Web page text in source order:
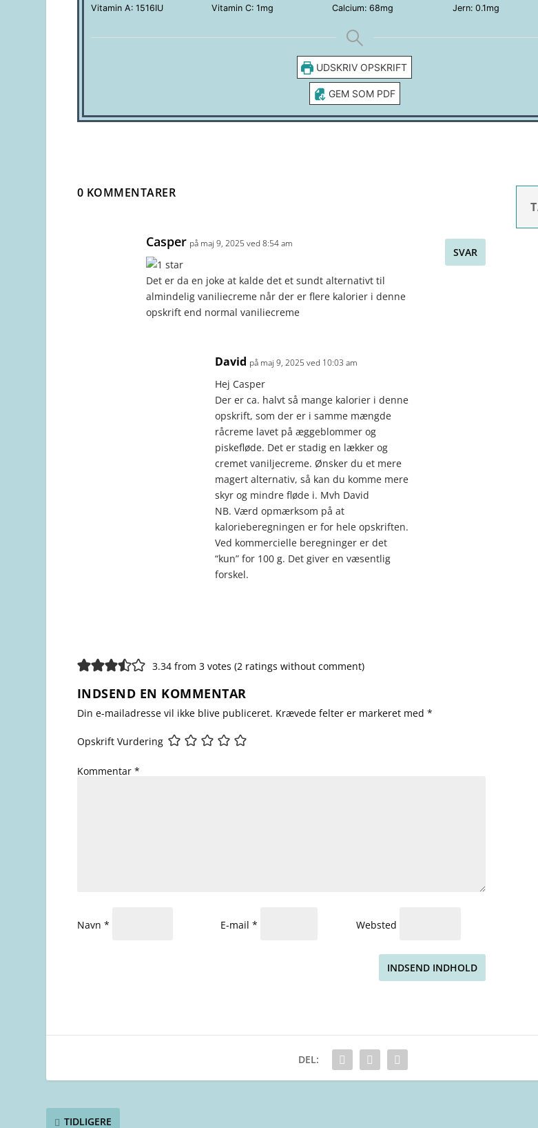
Vitamin A: 1516IU Vitamin C: 1mg Calcium: 68mg Jern: 0.1mg
UDSKRIV OPSKRIFT
GEM SOM PDF
0 KOMMENTARER
Casper på maj 9, 2025 ved 8:54 am
Det er da en joke at kalde det et sundt alternativt til
almindelig vaniliecreme når der er flere kalorier i denne
opskrift end normal vaniliecreme
SVAR
David på maj 9, 2025 ved 10:03 am
Hej Casper
Der er ca. halvt så mange kalorier i denne
opskrift, som der er i samme mængde
råcreme lavet på æggeblommer og
piskefløde. Det er stadig en lækker og
cremet vaniljecreme. Ønsker du et mere
magert alternativ, så kan du komme mere
skyr og mindre fløde i. Mvh David
NB. Værd opmærksom på at
kalorieberegningen er for hele opskriften.
Ved kommercielle beregninger er det
“kun” for 100 g. Det giver en væsentlig
forskel.
3.34 from 3 votes (2 ratings without comment)
INDSEND EN KOMMENTAR
Din e-mailadresse vil ikke blive publiceret. Krævede felter er markeret med *
Opskrift Vurdering
Kommentar *
Navn * E-mail * Websted
INDSEND INDHOLD
DEL:
TIDLIGERE